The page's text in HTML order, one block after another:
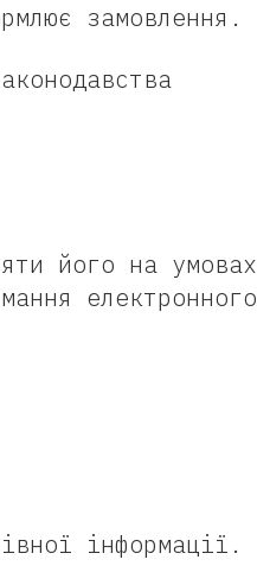
замовлення.
його на умовах
електронного
інформації.